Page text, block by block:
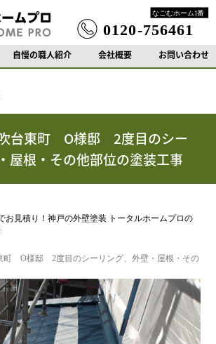
自慢の職人紹介 会社概要 お問い合わせ
台東町 O様邸 2度目のシー
屋根・その他部位の塗装工事
お見積り！神戸の外壁塗装 トータルホームプロの
町 O様邸 2度目のシーリング、外壁・屋根・その